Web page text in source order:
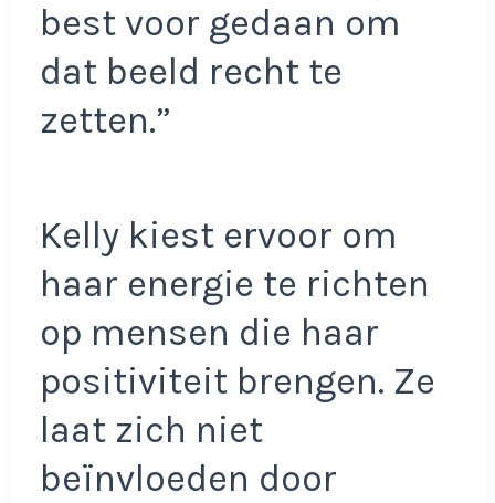
best voor gedaan om
dat beeld recht te
zetten.”
Kelly kiest ervoor om
haar energie te richten
op mensen die haar
positiviteit brengen. Ze
laat zich niet
beïnvloeden door